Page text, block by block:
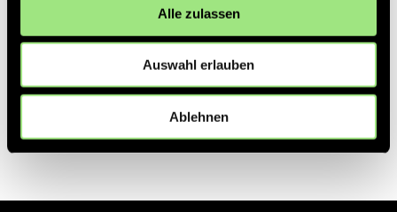
Alle zulassen
Auswahl erlauben
Ablehnen